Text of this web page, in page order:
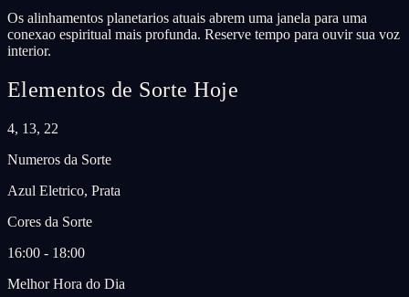
Os alinhamentos planetarios atuais abrem uma janela para uma
conexao espiritual mais profunda. Reserve tempo para ouvir sua voz
interior.
Elementos de Sorte Hoje
4, 13, 22
Numeros da Sorte
Azul Eletrico, Prata
Cores da Sorte
16:00 - 18:00
Melhor Hora do Dia